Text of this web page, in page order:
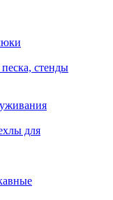
стенды
для